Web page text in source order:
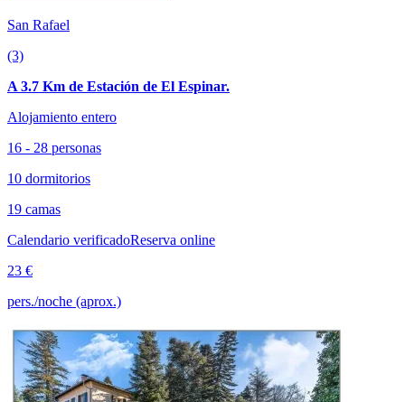
San Rafael
(3)
A 3.7 Km de Estación de El Espinar.
Alojamiento entero
16 - 28 personas
10 dormitorios
19 camas
Calendario verificadoReserva online
23 €
pers./noche (aprox.)